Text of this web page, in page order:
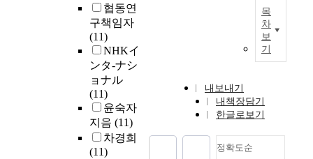
협동연
구책임자
(11)
NHKイ
ンタ-ナシ
ョナル
(11)
윤숙자
지음 (11)
차경희
(11)
목
차
보
기
내보내기
내책장담기
한글로보기
정확도순